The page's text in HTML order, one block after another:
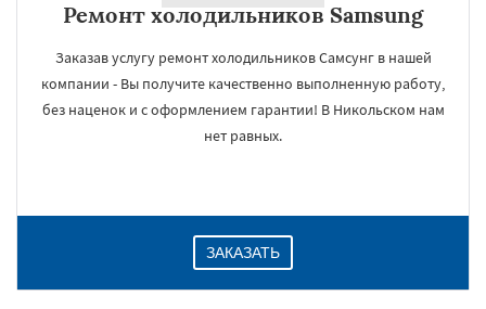
Ремонт холодильников Samsung
Заказав услугу ремонт холодильников Самсунг в нашей
компании - Вы получите качественно выполненную работу,
без наценок и с оформлением гарантии! В Никольском нам
нет равных.
ЗАКАЗАТЬ